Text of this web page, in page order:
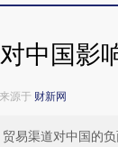
中国影
源于 财新网
易渠道对中国的